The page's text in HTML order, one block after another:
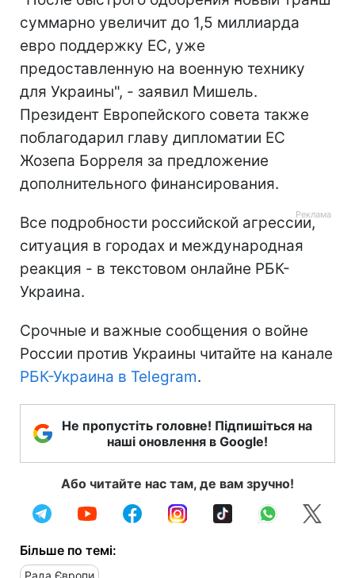
суммарно увеличит до 1,5 миллиарда
евро поддержку ЕС, уже
предоставленную на военную технику
для Украины", - заявил Мишель.
Президент Европейского совета также
поблагодарил главу дипломатии ЕС
Жозепа Борреля за предложение
дополнительного финансирования.
Все подробности российской агрессии,
ситуация в городах и международная
реакция - в текстовом онлайне РБК-
Украина.
Срочные и важные сообщения о войне
России против Украины читайте на канале
РБК-Украина в Telegram.
Не пропустіть головне! Підпишіться на
наші оновлення в Google!
Або читайте нас там, де вам зручно!
Більше по темі:
Рада Європи